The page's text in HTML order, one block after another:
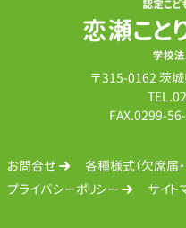
〒315-0162 茨
TEL.
FAX.0299-
お問合せ
各種様式（欠席届
プライバシーポリシー
サイト